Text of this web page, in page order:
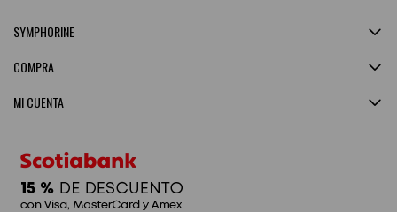
SYMPHORINE
MI CUENTA
COMPRA